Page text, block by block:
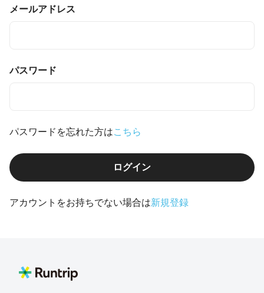
メールアドレス
パスワード
パスワードを忘れた方はこちら
ログイン
アカウントをお持ちでない場合は新規登録